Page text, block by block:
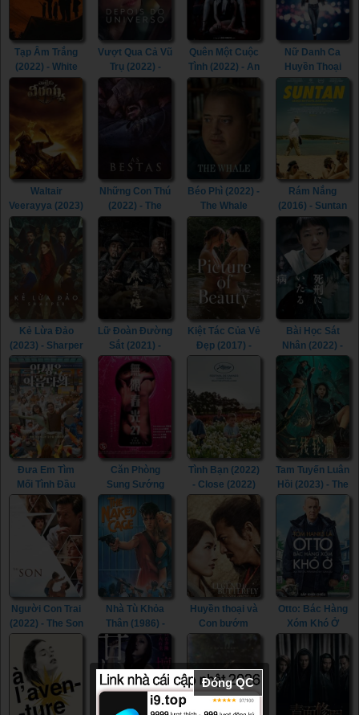
Tạp Âm Trắng
(2022) - White
Noise (2022)
Vượt Qua Cả Vũ
Trụ (2022) -
Beyond the
Universe (2022)
Quên Một Cuộc
Tình (2022) - An
Affair to Forget
Nữ Danh Ca
Huyền Thoại
(2022) - Whitney
Houston: I
with Somebody
(2022)
Waltair
Veerayya (2023)
Veerayya (2023)
Những Con Thú
(2022) - The
Béo Phì (2022) -
The Whale
Rám Nắng
(2016) - Suntan
(2016)
Kẻ Lừa Đảo
(2023) - Sharper
(2023)
Lữ Đoàn Đường
Sắt (2021) -
Railway Heroes
(2021)
Kiệt Tác Của Vẻ
Đẹp (2017) -
Picture of
Bài Học Sát
Nhân (2022) -
Lesson in
Murder (2022)
Đưa Em Tìm
Mối Tình Đầu
(2022) - Life Is
Beautiful (2022)
Căn Phòng
Sung Sướng
(2015) - In the
Room (2015)
Tình Bạn (2022)
- Close (2022)
Tam Tuyến Luân
Hồi (2023) - The
River (2023)
Người Con Trai
(2022) - The Son
(2022)
Nhà Tù Khỏa
Thân (1986) -
The Naked
Cage (1986)
Huyền thoại và
Con bướm
Butterfly (2023)
Otto: Bác Hàng
Xóm Khó Ở
Called Otto
(2022)
Đóng QC